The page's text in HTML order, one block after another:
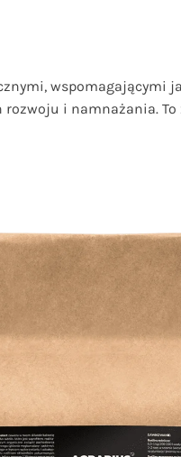
wspomagającymi
i namnażania.